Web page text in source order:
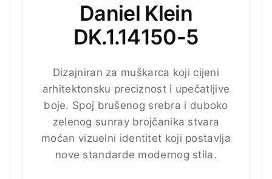
Daniel Klein
DK.1.14150-5
Dizajniran za muškarca koji cijeni
arhitektonsku preciznost i upečatljive
boje. Spoj brušenog srebra i duboko
zelenog sunray brojčanika stvara
moćan vizuelni identitet koji postavlja
nove standarde modernog stila.